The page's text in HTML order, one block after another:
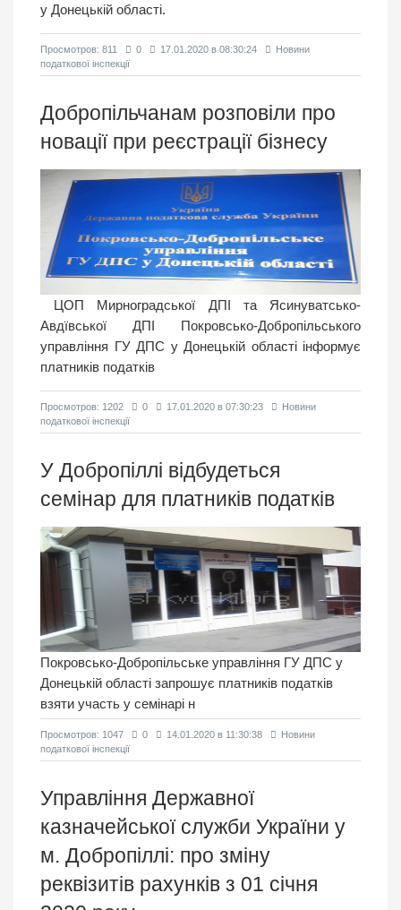
у Донецькій області.
Просмотров: 811 0 17.01.2020 в 08:30:24
Новини
податкової інспекції
Добропільчанам розповіли про
новації при реєстрації бізнесу
ЦОП Мирноградської ДПІ та Ясинуватсько-
Авдївської ДПІ Покровсько-Добропільського
управління ГУ ДПС у Донецькій області інформує
платників податків
Просмотров: 1202 0 17.01.2020 в 07:30:23
Новини
податкової інспекції
У Добропіллі відбудеться
семінар для платників податків
Покровсько-Добропільське управління ГУ ДПС у
Донецькій області запрошує платників податків
взяти участь у семінарі н
Просмотров: 1047 0 14.01.2020 в 11:30:38
Новини
податкової інспекції
Управління Державної
казначейської служби України у
м. Добропіллі: про зміну
реквізитів рахунків з 01 січня